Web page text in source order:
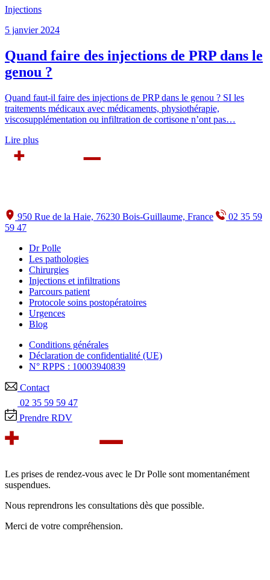
Injections
5 janvier 2024
Quand faire des injections de PRP dans le
genou ?
Quand faut-il faire des injections de PRP dans le genou ? SI les
traitements médicaux avec médicaments, physiothérapie,
viscosupplémentation ou infiltration de cortisone n’ont pas…
Lire plus
950 Rue de la Haie, 76230 Bois-Guillaume, France
02 35 59
59 47
Dr Polle
Les pathologies
Chirurgies
Injections et infiltrations
Parcours patient
Protocole soins postopératoires
Urgences
Blog
Conditions générales
Déclaration de confidentialité (UE)
N° RPPS : 10003940839
Contact
02 35 59 59 47
Prendre RDV
Les prises de rendez-vous avec le Dr Polle sont momentanément
suspendues.
Nous reprendrons les consultations dès que possible.
Merci de votre compréhension.